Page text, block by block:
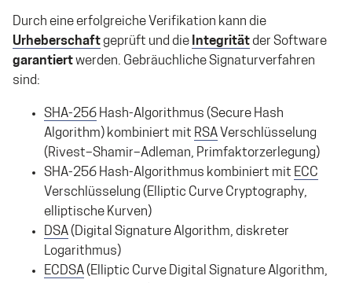
Durch eine erfolgreiche Verifikation kann die
Urheberschaftgeprüft und die Integritätder Software
garantiertwerden. Gebräuchliche Signaturverfahren
sind:
SHA-256 Hash-Algorithmus (Secure Hash
Algorithm) kombiniert mit RSA Verschlüsselung
(Rivest–Shamir–Adleman, Primfaktorzerlegung)
SHA-256 Hash-Algorithmus kombiniert mit ECC
Verschlüsselung (Elliptic Curve Cryptography,
elliptische Kurven)
DSA(Digital Signature Algorithm, diskreter
Logarithmus)
ECDSA(Elliptic Curve Digital Signature Algorithm,